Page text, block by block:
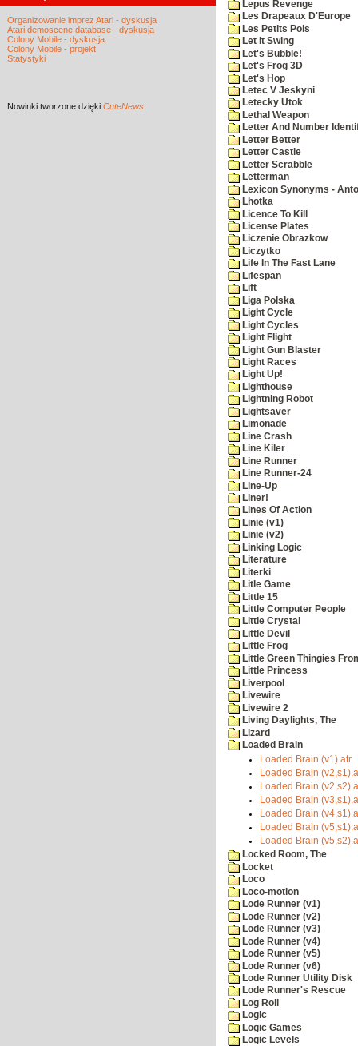
Organizowanie imprez Atari - dyskusja
Atari demoscene database - dyskusja
Colony Mobile - dyskusja
Colony Mobile - projekt
Statystyki
Nowinki tworzone dzięki CuteNews
Lepus Revenge
Les Drapeaux D'Europe
Les Petits Pois
Let It Swing
Let's Bubble!
Let's Frog 3D
Let's Hop
Letec V Jeskyni
Letecky Utok
Lethal Weapon
Letter And Number
Letter Better
Letter Castle
Letter Scrabble
Letterman
Lexicon Synonyms -
Lhotka
Licence To Kill
License Plates
Liczenie Obrazkow
Liczytko
Life In The Fast Lane
Lifespan
Lift
Liga Polska
Light Cycle
Light Cycles
Light Flight
Light Gun Blaster
Light Races
Light Up!
Lighthouse
Lightning Robot
Lightsaver
Limonade
Line Crash
Line Kiler
Line Runner
Line Runner-24
Line-Up
Liner!
Lines Of Action
Linie (v1)
Linie (v2)
Linking Logic
Literature
Literki
Litle Game
Little 15
Little Computer People
Little Crystal
Little Devil
Little Frog
Little Green Thingies
Little Princess
Liverpool
Livewire
Livewire 2
Living Daylights, The
Lizard
Loaded Brain
Loaded Brain (v1).atr
Loaded Brain
Loaded Brain
Loaded Brain
Loaded Brain
Loaded Brain
Loaded Brain
Locked Room, The
Locket
Loco
Loco-motion
Lode Runner (v1)
Lode Runner (v2)
Lode Runner (v3)
Lode Runner (v4)
Lode Runner (v5)
Lode Runner (v6)
Lode Runner Utility Disk
Lode Runner's Rescue
Log Roll
Logic
Logic Games
Logic Levels